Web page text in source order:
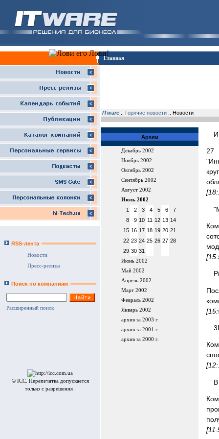
Главная
RSS-лента
Новости
Пресс-релизы
Поиск по компаниям
Расширенный поиск
© ICC. Перепечатка допускается
только с разрешения .
ITware :. Горячие новости :. Новости
Архив
Декабрь 2002
Ноябрь 2002
Октябрь 2002
Сентябрь 2002
Август 2002
Июль 2002
1 2 3 4 5 6
7
8
9 10 11 12 13 14
15 16 17 18 19 20 21
22 23 24 25 26 27 28
29 30 31
Июнь 2002
Май 2002
Апрель 2002
Март 2002
Февраль 2002
Январь 2002
архив за 2003 г.
архив за 2001 г.
архив за 2000 г.
27